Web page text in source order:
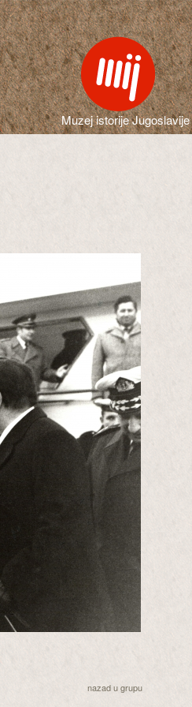
Muzej istorije Jugoslavije
nazad u grupu